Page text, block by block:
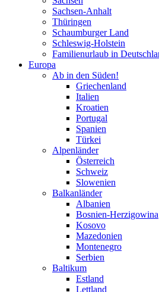
Sachsen-Anhalt
Thüringen
Schaumburger Land
Schleswig-Holstein
Familienurlaub in
Europa
Ab in den Süden!
Griechenland
Italien
Kroatien
Portugal
Spanien
Türkei
Alpenländer
Österreich
Schweiz
Slowenien
Balkanländer
Albanien
Bosnien-Herzigowina
Kosovo
Mazedonien
Montenegro
Serbien
Baltikum
Estland
Lettland